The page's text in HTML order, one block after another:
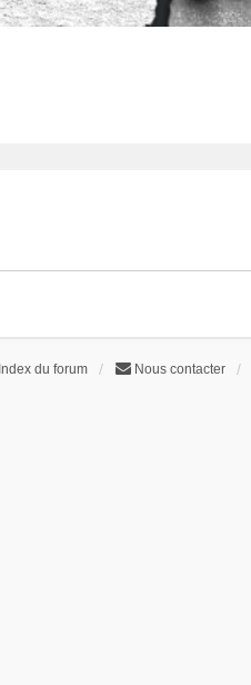
Index du forum Nous contacter